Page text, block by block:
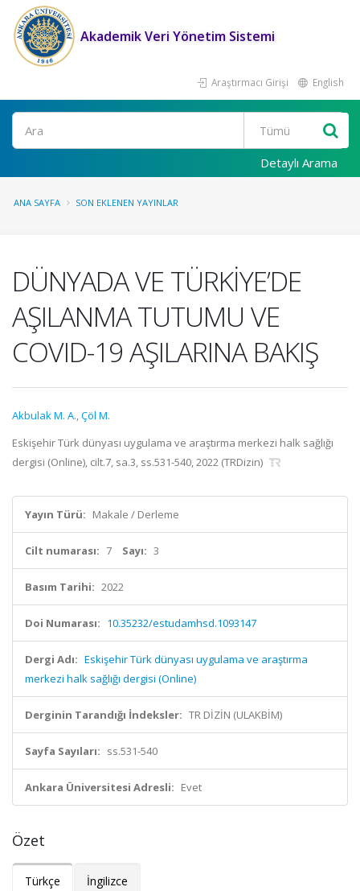
Akademik Veri Yönetim Sistemi
Araştırmacı Girişi English
Ara
Detaylı Arama
ANA SAYFA SON EKLENEN YAYINLAR
DÜNYADA VE TÜRKİYE’DE
AŞILANMA TUTUMU VE
COVID-19 AŞILARINA BAKIŞ
Akbulak M. A.,Çöl M.
Eskişehir Türk dünyası uygulama ve araştırma merkezi halk sağlığı
dergisi (Online), cilt.7, sa.3, ss.531-540, 2022 (TRDizin)
Yayın Türü: Makale / Derleme
Cilt numarası: 7 Sayı: 3
Basım Tarihi: 2022
Doi Numarası: 10.35232/estudamhsd.1093147
Dergi Adı: Eskişehir Türk dünyası uygulama ve araştırma
merkezi halk sağlığı dergisi (Online)
Derginin Tarandığı İndeksler: TR DİZİN (ULAKBİM)
Sayfa Sayıları: ss.531-540
Ankara Üniversitesi Adresli: Evet
Özet
Türkçe İngilizce